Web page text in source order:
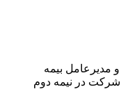
مدیرعامل بیمه
این شرکت در نیمه دوم